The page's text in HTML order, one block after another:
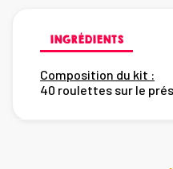
INGRÉDIENTS
Composition du kit :
40 roulettes sur le